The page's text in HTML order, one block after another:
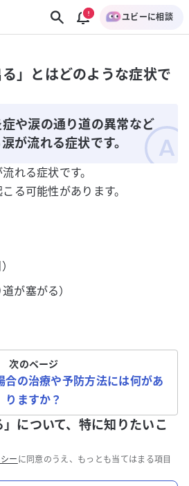
ユビーに相談
る」とはどのような症状で
や涙の通り道の異常など
が流れる症状です。
れる症状です。
る可能性があります。
が塞がる）
次のページ
合の治療や予防方法には何があ
りますか？
」について、特に知りたいこ
ー に同意のうえ、もっとも当てはまる項目